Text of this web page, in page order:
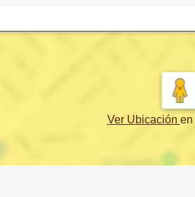
Ver Ubicación en